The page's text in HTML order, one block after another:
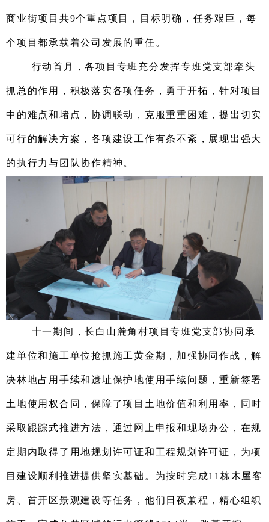
商业街项目共9个重点项目 ，目标明确，任务艰巨 ，每
个项目都承载着公司 发展的重任。
行动首月，各项目 专班 充分发挥专班党支部牵头
抓总的作用， 积极落实各项任务， 勇于开拓，针对项目
中的难点和堵点，协调联动， 克服重重困难， 提出切实
可行的解决方案， 各项建设工作有条不紊 ， 展现出强大
的执行力 与 团队协作精神。
十一期间，长白山麓角村项目专班 党支部协同 承
建单位和施工单位抢抓施工黄金期 ， 加强协同作战，解
决林地占用手续和遗址保护地使用手续问题，重新签署
土地使用权合同，保障了项目土地价值和利用率，同时
采取跟踪式推进方法，通过网上申报和现场办公，在规
定期内取得了用地规划许可证和工程规划许可证，为项
目建设顺利推进提供坚实基础。 为按时完成11栋木屋客
房、首开区景观建设等任务， 他们 日夜兼程，精心组织